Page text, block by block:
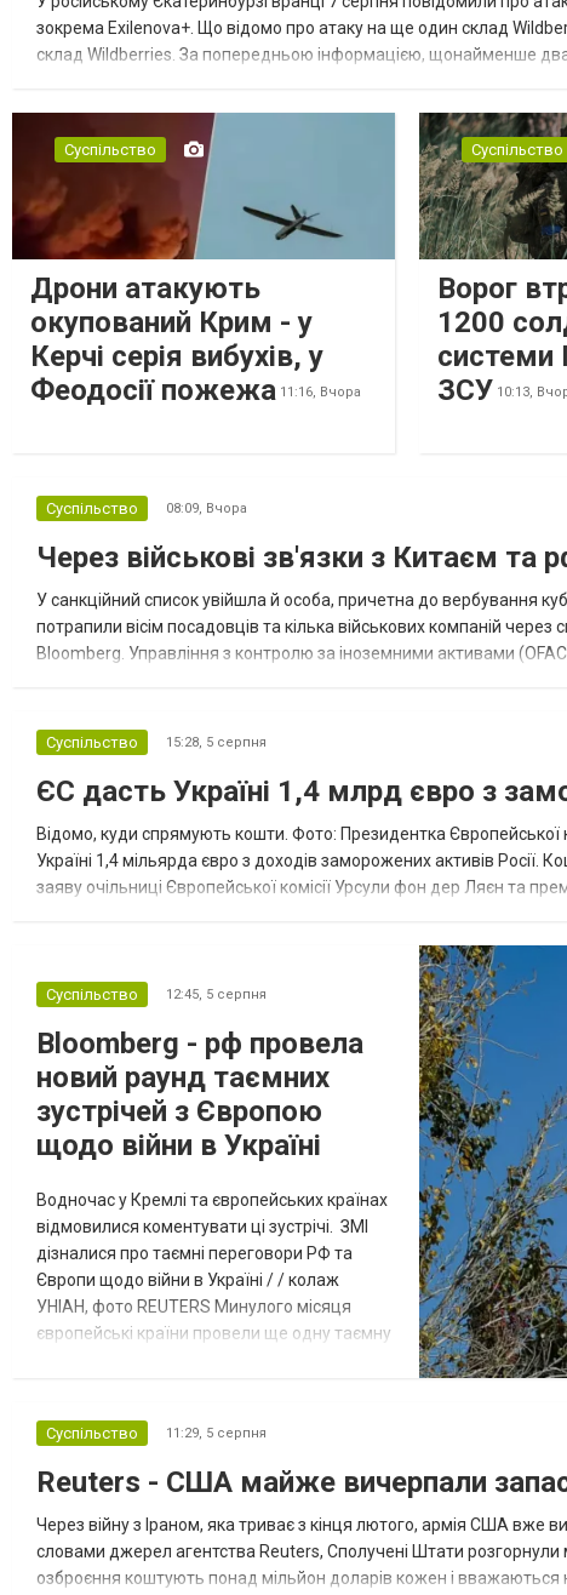
зокрема Exilenova+. Що відомо про атаку на ще один склад
склад Wildberries. За попередньою інформацією, щонайменше
Суспільство
Дрони атакують
окупований Крим - у
Керчі серія вибухів, у
Феодосії пожежа 11:16, Вчора
Суспільство
Ворог
1200
ЗСУ 10:13,
Суспільство 08:09, Вчора
Через військові зв'язки з Китаєм
У санкційний список увійшла й особа, причетна до вербування
потрапили вісім посадовців та кілька військових компаній
Bloomberg. Управління з контролю за іноземними активами
Суспільство 15:28, 5 серпня
ЄС дасть Україні 1,4 млрд євро з
Відомо, куди спрямують кошти. Фото: Президентка
Україні 1,4 мільярда євро з доходів заморожених активів
заяву очільниці Європейської комісії Урсули фон дер Ляєн та
Суспільство 12:45, 5 серпня
Bloomberg - рф провела
новий раунд таємних
зустрічей з Європою
щодо війни в Україні
Водночас у Кремлі та європейських країнах
відмовилися коментувати ці зустрічі. ЗМІ
дізналися про таємні переговори РФ та
Європи щодо війни в Україні / / колаж
УНІАН, фото REUTERS Минулого місяця
європейські країни провели ще одну таємну
зі сторони Європи до цих переговорів
долучилися колишні високопосадовці
Великої Британії, Франції, Німеччини та Р...
Суспільство 11:29, 5 серпня
Reuters - США майже вичерпали
Через війну з Іраном, яка триває з кінця лютого, армія США вже
словами джерел агентства Reuters, Сполучені Штати розгорнули
озброєння коштують понад мільйон доларів кожен і вважаються